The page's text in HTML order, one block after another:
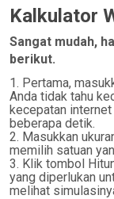
Kalkulator
Sangat mudah,
berikut.
Pertama,
Anda tidak tahu
kecepatan internet
beberapa detik.
Masukkan
memilih satuan
Klik tombol
yang diperlukan
melihat